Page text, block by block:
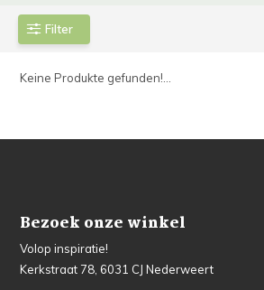
Filter
Keine Produkte gefunden!...
Bezoek onze winkel
Volop inspiratie!
Kerkstraat 78, 6031 CJ Nederweert